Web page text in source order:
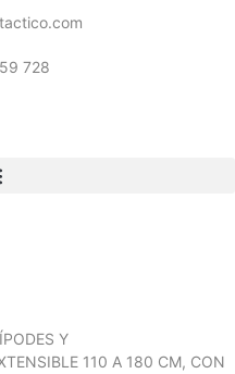
728
Y
110 A 180 CM, CON